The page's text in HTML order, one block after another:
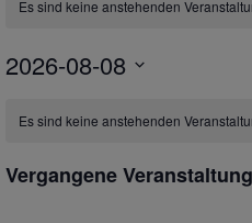
Es sind keine anstehenden
2026-08-08
wählen.
Kalender
Veranstaltungen
Es sind keine anstehenden
Vergangene